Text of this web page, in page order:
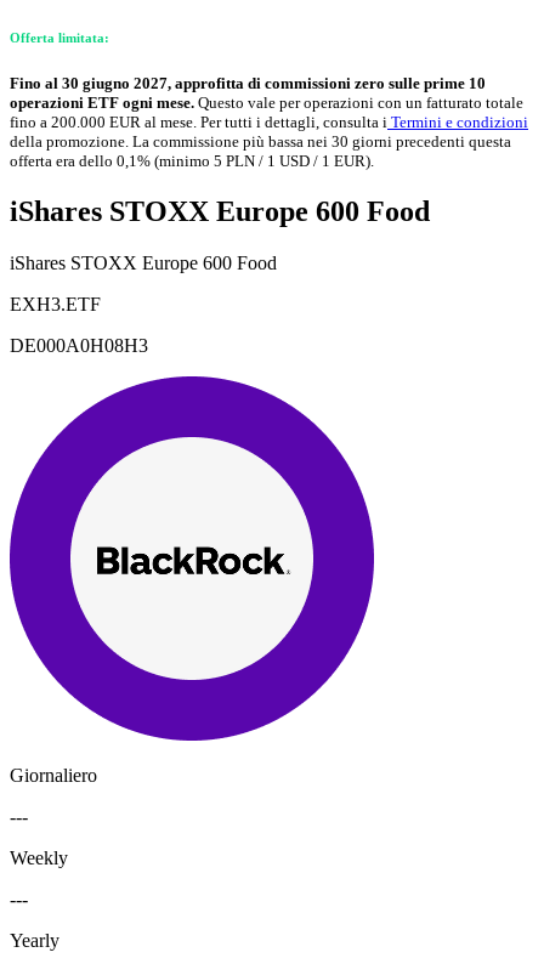
Offerta limitata:
Fino al 30 giugno 2027, approfitta di commissioni zero sulle prime 10
operazioni ETF ogni mese. Questo vale per operazioni con un fatturato totale
fino a 200.000 EUR al mese. Per tutti i dettagli, consulta i Termini e condizioni
della promozione. La commissione più bassa nei 30 giorni precedenti questa
offerta era dello 0,1% (minimo 5 PLN / 1 USD / 1 EUR).
iShares STOXX Europe 600 Food
iShares STOXX Europe 600 Food
EXH3.ETF
DE000A0H08H3
Giornaliero
---
Weekly
---
Yearly